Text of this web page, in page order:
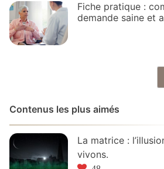
Fiche pratique :
demande saine et
Contenus les plus aimés
La matrice :
vivons.